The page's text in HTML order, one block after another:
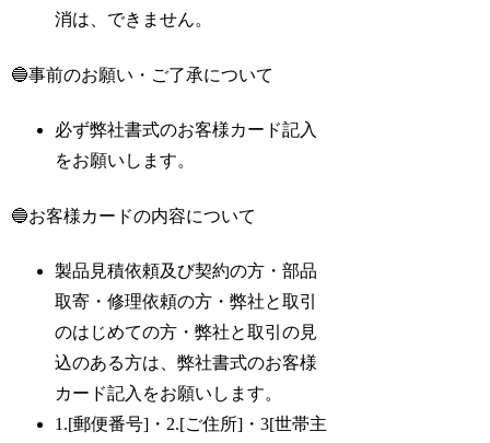
消は、できません。
🔵事前のお願い・ご了承について
必ず弊社書式のお客様カード記入
をお願いします。
🔵お客様カードの内容について
製品見積依頼及び契約の方・部品
取寄・修理依頼の方・弊社と取引
のはじめての方・弊社と取引の見
込のある方は、弊社書式のお客様
カード記入をお願いします。
1.[郵便番号]・2.[ご住所]・3[世帯主